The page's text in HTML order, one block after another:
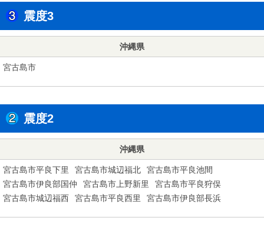
震度3
沖縄県
宮古島市
震度2
沖縄県
宮古島市平良下里 宮古島市城辺福北
宮古島市平良池間
宮古島市伊良部国仲
宮古島市上野新里
宮古島市平良狩俣
宮古島市城辺福西
宮古島市平良西里 宮古島市伊良部長浜